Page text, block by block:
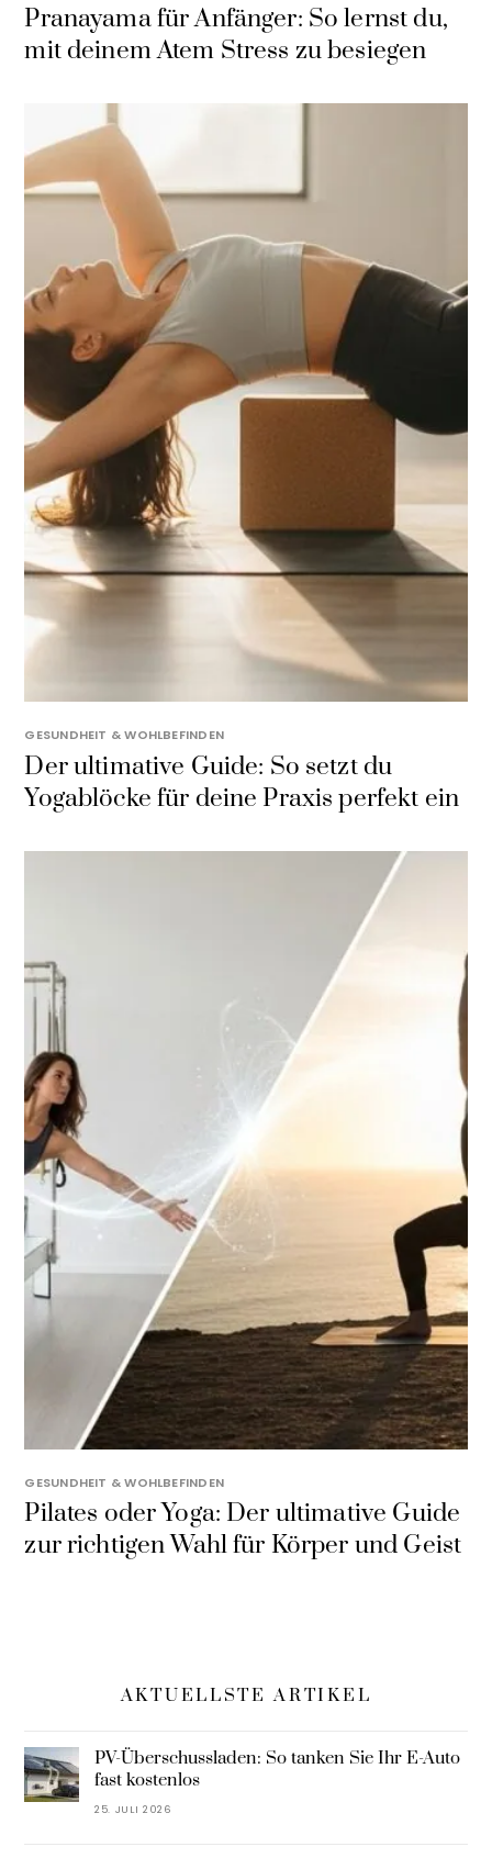
Pranayama für Anfänger: So lernst du,
mit deinem Atem Stress zu besiegen
GESUNDHEIT & WOHLBEFINDEN
Der ultimative Guide: So setzt du
Yogablöcke für deine Praxis perfekt ein
GESUNDHEIT & WOHLBEFINDEN
Pilates oder Yoga: Der ultimative Guide
zur richtigen Wahl für Körper und Geist
AKTUELLSTE ARTIKEL
PV-Überschussladen: So tanken Sie Ihr E-Auto
fast kostenlos
25. JULI 2026